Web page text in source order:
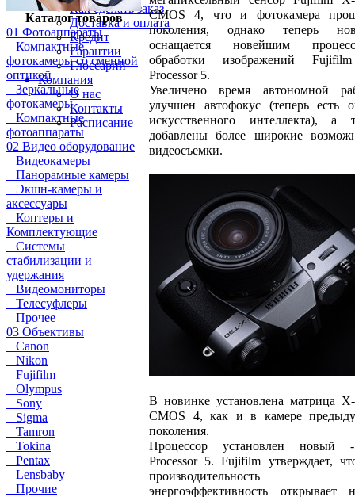
Как сделать заказ
Доставка и оплата
Кредит
Гарантии
Глоссарий
Компания
О нас
Контакты
Расписание
Каталог товаров
01 Фотоаппараты
Компактные
фотокамеры со сменной
оптикой
Зеркальные
фотокамеры
Компактные
фотоаппараты
02 Видео оборудование
Видеокамеры
Панорамные камеры
Экшн-камеры и
аксессуары
Коптеры и
Комплектующие
Системы
стабилизации и
удержания
Видеомониторы
Телесуфлеры
Прочее
03 Объективы
Canon
Nikon
Fujifilm
Olympus
Sony
Sigma
Tamron
Tokina
Pentax
Lensbaby
Прочие
CMOS 4, что и фотокамера
поколения, однако теперь
оснащается новейшим
обработки изображений
Processor 5.
Увеличено время автономной
улучшен автофокус (теперь есть
искусственного интеллекта), а
добавлены более широкие
видеосъемки.
В новинке установлена матрица X-
CMOS 4, как и в камере
поколения.
Процессор установлен
Processor 5. Fujifilm утверждает,
энергоэффективность открывает